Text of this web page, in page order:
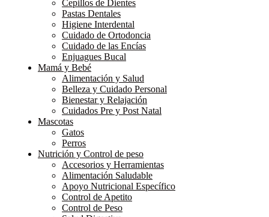
Cepillos de Dientes
Pastas Dentales
Higiene Interdental
Cuidado de Ortodoncia
Cuidado de las Encías
Enjuagues Bucal
Mamá y Bebé
Alimentación y Salud
Belleza y Cuidado Personal
Bienestar y Relajación
Cuidados Pre y Post Natal
Mascotas
Gatos
Perros
Nutrición y Control de peso
Accesorios y Herramientas
Alimentación Saludable
Apoyo Nutricional Específico
Control de Apetito
Control de Peso